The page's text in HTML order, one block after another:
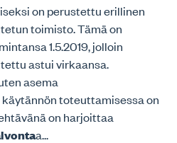
on perustettu erillinen
toimisto. Tämä on
1.5.2019, jolloin
astui virkaansa.
asema
toteuttamisessa on
on harjoittaa
a...